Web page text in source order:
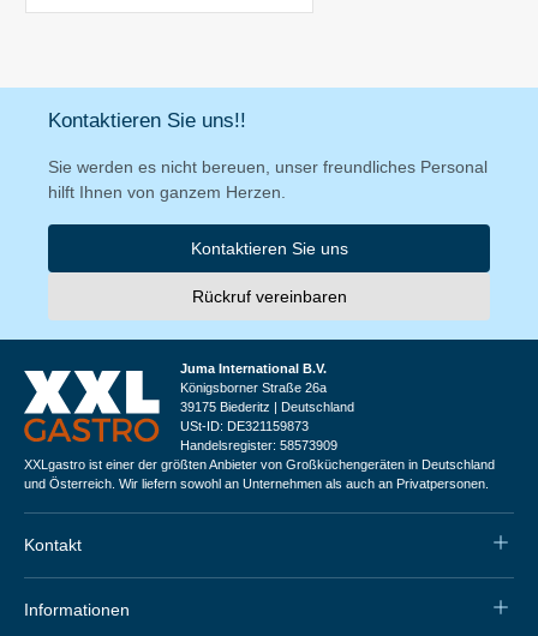
Kontaktieren Sie uns!!
Sie werden es nicht bereuen, unser freundliches Personal
hilft Ihnen von ganzem Herzen.
Kontaktieren Sie uns
Rückruf vereinbaren
Juma International B.V.
Königsborner Straße 26a
39175 Biederitz | Deutschland
USt-ID: DE321159873
Handelsregister: 58573909
XXLgastro ist einer der größten Anbieter von Großküchengeräten in Deutschland
und Österreich. Wir liefern sowohl an Unternehmen als auch an Privatpersonen.
Kontakt
Informationen